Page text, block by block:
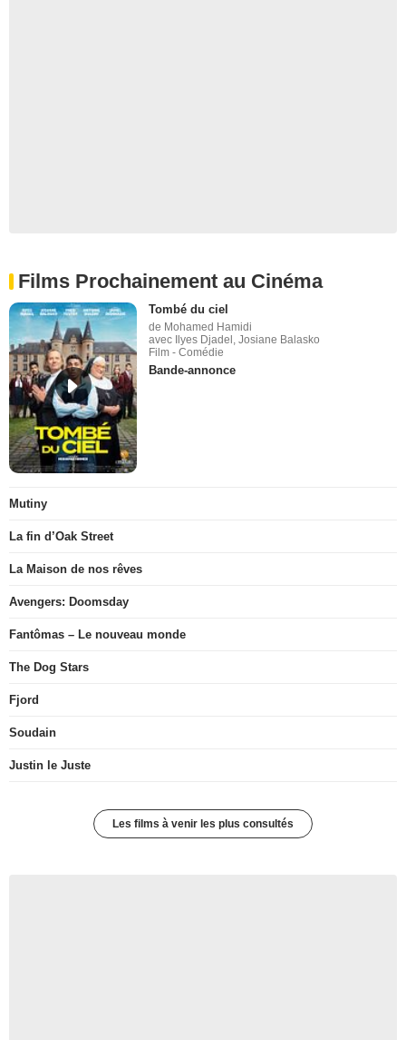
Films Prochainement au Cinéma
Tombé du ciel
de Mohamed Hamidi
avec Ilyes Djadel, Josiane Balasko
Film - Comédie
Bande-annonce
Mutiny
La fin d’Oak Street
La Maison de nos rêves
Avengers: Doomsday
Fantômas – Le nouveau monde
The Dog Stars
Fjord
Soudain
Justin le Juste
Les films à venir les plus consultés